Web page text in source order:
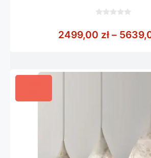
5
2499,00 zł –